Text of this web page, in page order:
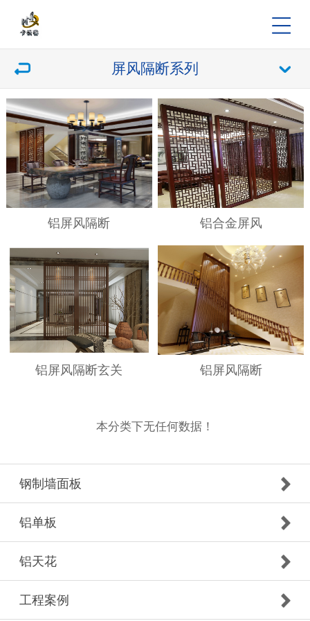
屏风隔断系列
铝屏风隔断 铝合金屏风
铝屏风隔断玄关 铝屏风隔断
本分类下无任何数据！
钢制墙面板
铝单板
铝天花
工程案例